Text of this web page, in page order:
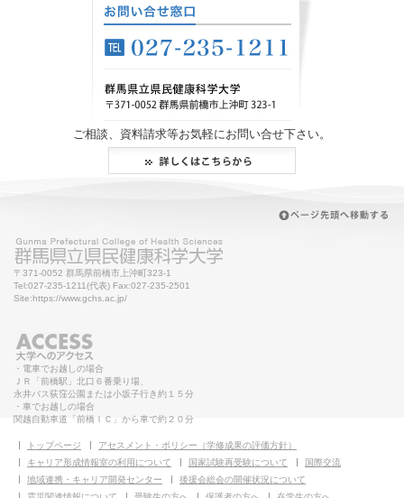
ご相談、資料請求等お気軽にお問い合せ下さい。
〒371-0052 群馬県前橋市上沖町323-1
Tel:027-235-1211(代表) Fax:027-235-2501
Site:https://www.gchs.ac.jp/
・電車でお越しの場合
ＪＲ「前橋駅」北口６番乗り場、
永井バス荻窪公園または小坂子行き約１５分
・車でお越しの場合
関越自動車道「前橋ＩＣ」から車で約２０分
トップページ
アセスメント・ポリシー（学修成果の評価方針）
キャリア形成情報室の利用について
国家試験再受験について
国際交流
地域連携・キャリア開発センター
後援会総会の開催状況について